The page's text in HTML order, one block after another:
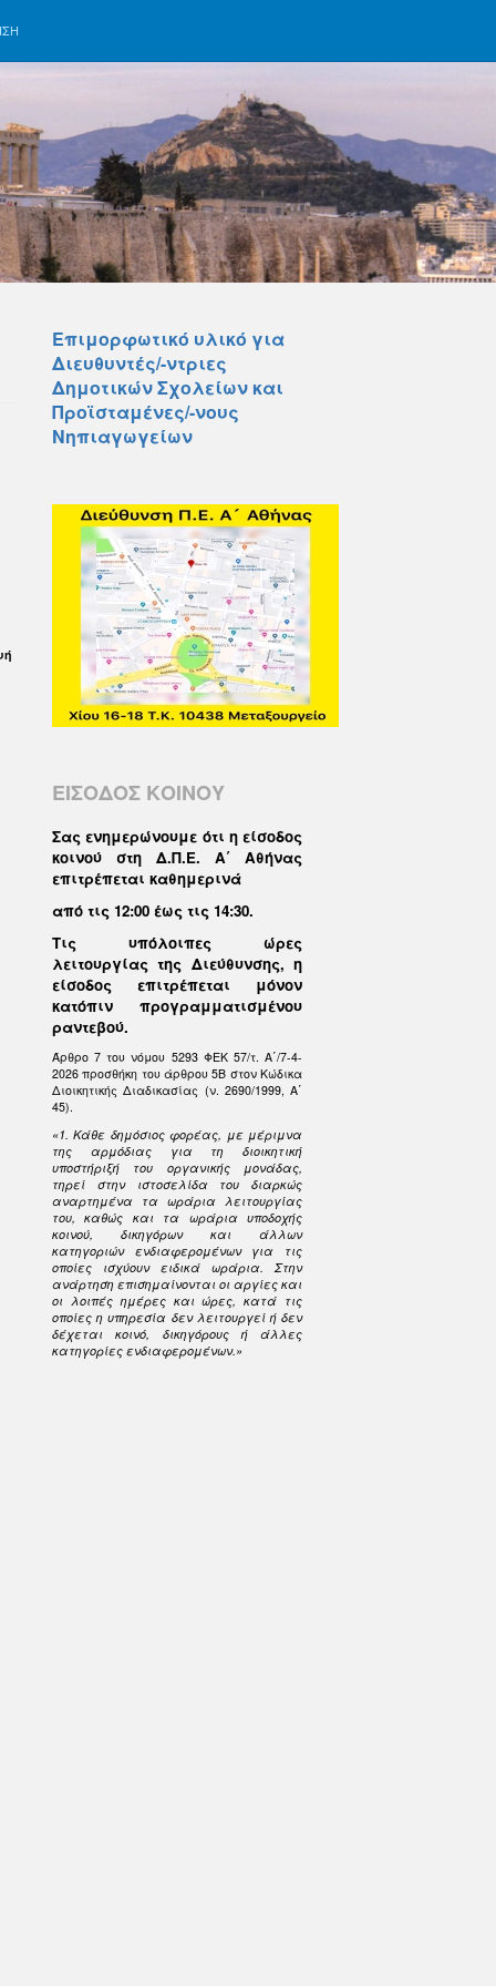
Επιμορφωτικό υλικό για
Διευθυντές/-ντριες
Δημοτικών Σχολείων και
Προϊσταμένες/-νους
Νηπιαγωγείων
ΕΙΣΟΔΟΣ ΚΟΙΝΟΥ
Σας ενημερώνουμε ότι η είσοδος
κοινού στη Δ.Π.Ε. Α΄ Αθήνας
επιτρέπεται καθημερινά
από τις 12:00 έως τις 14:30.
Τις υπόλοιπες ώρες
λειτουργίας της Διεύθυνσης, η
είσοδος επιτρέπεται μόνον
κατόπιν προγραμματισμένου
ραντεβού.
Άρθρο 7 του νόμου 5293 ΦΕΚ 57/τ. Α΄/7-4-
2026 προσθήκη του άρθρου 5Β στον Κώδικα
Διοικητικής Διαδικασίας (ν. 2690/1999, Α΄
45).
«1. Κάθε δημόσιος φορέας, με μέριμνα
της αρμόδιας για τη διοικητική
υποστήριξή του οργανικής μονάδας,
τηρεί στην ιστοσελίδα του διαρκώς
αναρτημένα τα ωράρια λειτουργίας
του, καθώς και τα ωράρια υποδοχής
κοινού, δικηγόρων και άλλων
κατηγοριών ενδιαφερομένων για τις
οποίες ισχύουν ειδικά ωράρια. Στην
ανάρτηση επισημαίνονται οι αργίες και
οι λοιπές ημέρες και ώρες, κατά τις
οποίες η υπηρεσία δεν λειτουργεί ή δεν
δέχεται κοινό, δικηγόρους ή άλλες
κατηγορίες ενδιαφερομένων.»